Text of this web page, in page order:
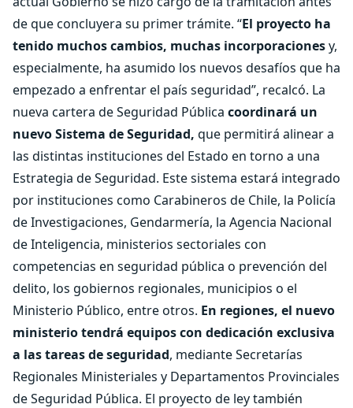
de que concluyera su primer trámite. “El proyecto ha
tenido muchos cambios, muchas incorporacionesy,
especialmente, ha asumido los nuevos desafíos que ha
empezado a enfrentar el país seguridad”, recalcó. La
nueva cartera de Seguridad Pública coordinará un
nuevo Sistema de Seguridad, que permitirá alinear a
las distintas instituciones del Estado en torno a una
Estrategia de Seguridad. Este sistema estará integrado
por instituciones como Carabineros de Chile, la Policía
de Investigaciones, Gendarmería, la Agencia Nacional
de Inteligencia, ministerios sectoriales con
competencias en seguridad pública o prevención del
delito, los gobiernos regionales, municipios o el
Ministerio Público, entre otros. En regiones, el nuevo
ministerio tendrá equipos con dedicación exclusiva
a las tareas de seguridad, mediante Secretarías
Regionales Ministeriales y Departamentos Provinciales
de Seguridad Pública. El proyecto de ley también